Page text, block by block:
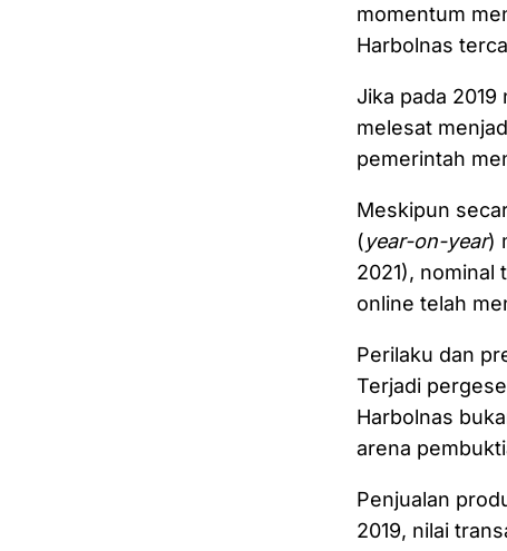
momentum
Harbolnas
Jika pada 2019
melesat
pemerintah
Meskipun
(year-on-year)
2021), nominal
online telah
Perilaku dan
Terjadi
Harbolnas
arena
Penjualan
2019, nilai